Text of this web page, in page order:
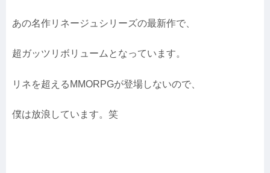
あの名作リネージュシリーズの最新作で、
超ガッツリボリュームとなっています。
リネを超えるMMORPGが登場しないので、
僕は放浪しています。笑